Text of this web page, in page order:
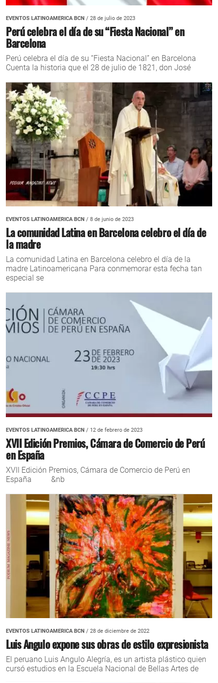
EVENTOS LATINOAMERICA BCN / 28 de julio de 2023
Perú celebra el día de su “Fiesta Nacional” en
Barcelona
Perú celebra el día de su “Fiesta Nacional” en Barcelona
Cuenta la historia que el 28 de julio de 1821, don José
EVENTOS LATINOAMERICA BCN / 8 de junio de 2023
La comunidad Latina en Barcelona celebro el día de
la madre
La comunidad Latina en Barcelona celebro el día de la
madre Latinoamericana Para conmemorar esta fecha tan
especial se
EVENTOS LATINOAMERICA BCN / 12 de febrero de 2023
XVII Edición Premios, Cámara de Comercio de Perú
en España
XVII Edición Premios, Cámara de Comercio de Perú en
España &nb
EVENTOS LATINOAMERICA BCN / 28 de diciembre de 2022
Luis Angulo expone sus obras de estilo expresionista
El peruano Luis Angulo Alegría, es un artista plástico quien
cursó estudios en la Escuela Nacional de Bellas Artes de